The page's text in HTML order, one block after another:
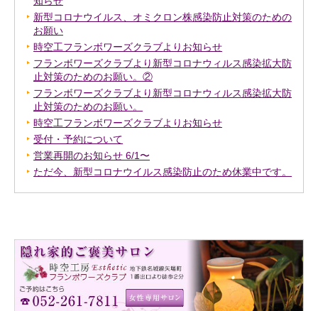
新型コロナウイルス、オミクロン株感染防止対策のための
お願い
時空工フランボワーズクラブよりお知らせ
フランボワーズクラブより新型コロナウィルス感染拡大防
止対策のためのお願い。②
フランボワーズクラブより新型コロナウィルス感染拡大防
止対策のためのお願い。
時空工フランボワーズクラブよりお知らせ
受付・予約について
営業再開のお知らせ 6/1〜
ただ今、新型コロナウイルス感染防止のため休業中です。